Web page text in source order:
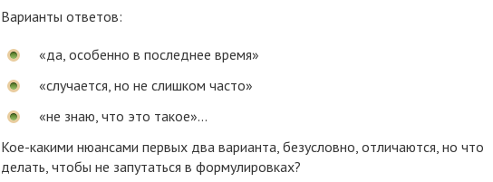
Варианты ответов:
«да, особенно в последнее время»
«случается, но не слишком часто»
«не знаю, что это такое»...
Кое-какими нюансами первых два варианта, безусловно, отличаются, но что
делать, чтобы не запутаться в формулировках?